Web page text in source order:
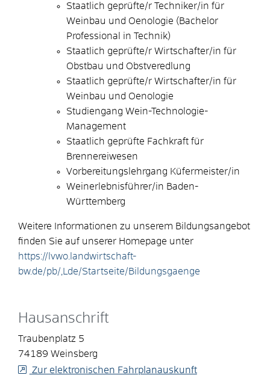
Staatlich geprüfte/r Techniker/in für
Weinbau und Oenologie (Bachelor
Professional in Technik)
Staatlich geprüfte/r Wirtschafter/in für
Obstbau und Obstveredlung
Staatlich geprüfte/r Wirtschafter/in für
Weinbau und Oenologie
Studiengang Wein-Technologie-
Management
Staatlich geprüfte Fachkraft für
Brennereiwesen
Vorbereitungslehrgang Küfermeister/in
Weinerlebnisführer/in Baden-
Württemberg
Weitere Informationen zu unserem Bildungsangebot
finden Sie auf unserer Homepage unter
https://lvwo.landwirtschaft-
bw.de/pb/,Lde/Startseite/Bildungsgaenge
Hausanschrift
Traubenplatz 5
74189 Weinsberg
Zur elektronischen Fahrplanauskunft